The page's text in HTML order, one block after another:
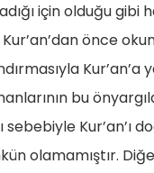
için olduğu gibi
önce
Kur’an’a
bu
Kur’an’ı
olamamıştır.